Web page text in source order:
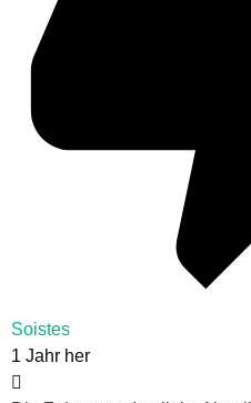
Soistes
1 Jahr her